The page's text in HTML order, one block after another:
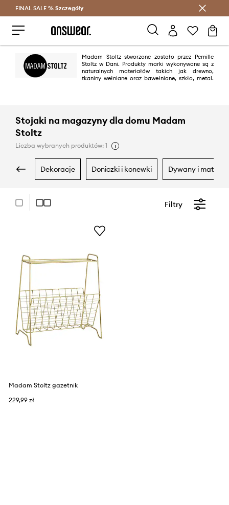
Oszczędzaj z Answear Club >
FINAL SALE % Szczegóły
Madam Stoltz stworzone zostało przez Pernille
Stoltz w Dani. Produkty marki wykonywane są z
naturalnych materiałów takich jak drewno,
tkaniny wełniane oraz bawełniane, szkło, metal.
Stojaki na magazyny dla domu Madam
Stoltz
Liczba wybranych produktów: 1
dekoracje doniczki i konewki dywany i maty
Filtry
Madam Stoltz gazetnik
229,99 zł